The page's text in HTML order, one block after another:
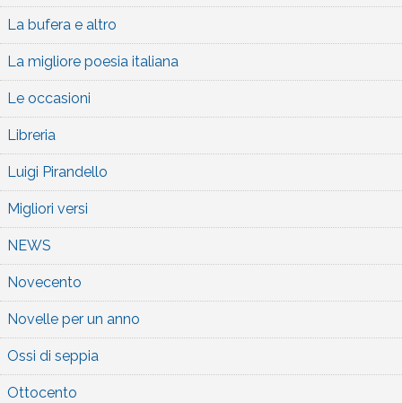
La bufera e altro
La migliore poesia italiana
Le occasioni
Libreria
Luigi Pirandello
Migliori versi
NEWS
Novecento
Novelle per un anno
Ossi di seppia
Ottocento